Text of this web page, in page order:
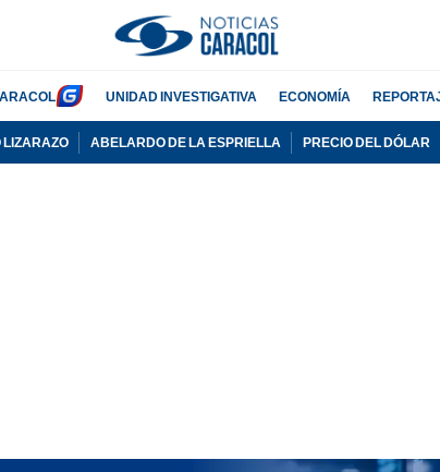
UNIDAD INVESTIGATIVA ECONOMÍA
LIZARAZO ABELARDO DE LA ESPRIELLA PRECIO DEL DÓLAR